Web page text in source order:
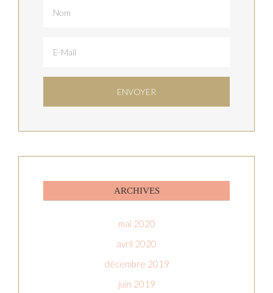
ARCHIVES
mai 2020
avril 2020
décembre 2019
juin 2019